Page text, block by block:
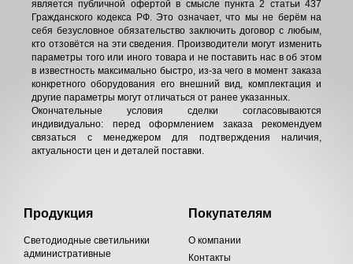
является публичной офертой в смысле пункта 2 статьи 437
Гражданского кодекса РФ. Это означает, что мы не берём на
себя безусловное обязательство заключить договор с любым,
кто отзовётся на эти сведения. Производители могут изменить
параметры того или иного товара и не поставить нас в об этом
в известность максимально быстро, из-за чего в момент заказа
конкретного оборудования его внешний вид, комплектация и
другие параметры могут отличаться от ранее указанных.
Окончательные условия сделки согласовываются
индивидуально: перед оформлением заказа рекомендуем
связаться с менеджером для подтверждения наличия,
актуальности цен и деталей поставки.
Продукция
Светодиодные светильники
административные
Покупателям
О компании
Контакты